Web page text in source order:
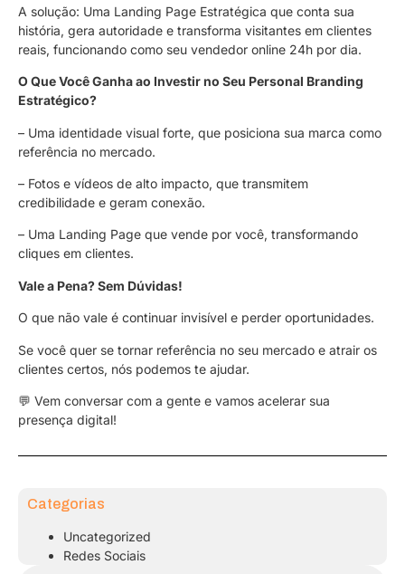
A solução: Uma Landing Page Estratégica que conta sua
história, gera autoridade e transforma visitantes em clientes
reais, funcionando como seu vendedor online 24h por dia.
O Que Você Ganha ao Investir no Seu Personal Branding
Estratégico?
– Uma identidade visual forte, que posiciona sua marca como
referência no mercado.
– Fotos e vídeos de alto impacto, que transmitem
credibilidade e geram conexão.
– Uma Landing Page que vende por você, transformando
cliques em clientes.
Vale a Pena? Sem Dúvidas!
O que não vale é continuar invisível e perder oportunidades.
Se você quer se tornar referência no seu mercado e atrair os
clientes certos, nós podemos te ajudar.
💬 Vem conversar com a gente e vamos acelerar sua
presença digital!
Categorias
Uncategorized
Redes Sociais